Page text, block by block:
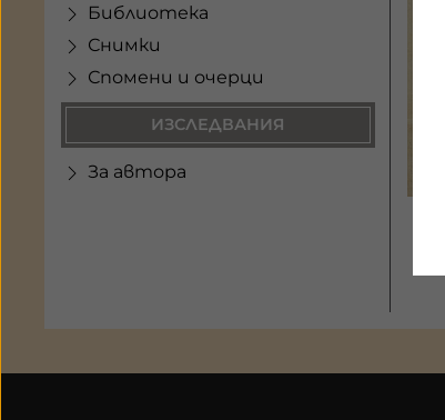
Библиотека
Снимки
Спомени и очерци
ИЗСЛЕДВАНИЯ
За автора